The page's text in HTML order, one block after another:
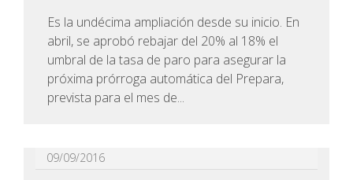
Es la undécima ampliación desde su inicio. En
abril, se aprobó rebajar del 20% al 18% el
umbral de la tasa de paro para asegurar la
próxima prórroga automática del Prepara,
prevista para el mes de...
09/09/2016